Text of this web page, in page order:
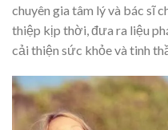
chuyên gia tâm lý và bác sĩ
thiệp kịp thời, đưa ra liệu
cải thiện sức khỏe và tinh